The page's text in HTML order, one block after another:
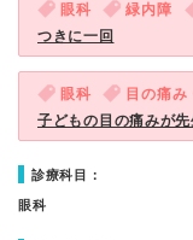
眼科 緑内障
つきに一回
眼科 目の痛み
子どもの目の痛みが
診療科目：
眼科